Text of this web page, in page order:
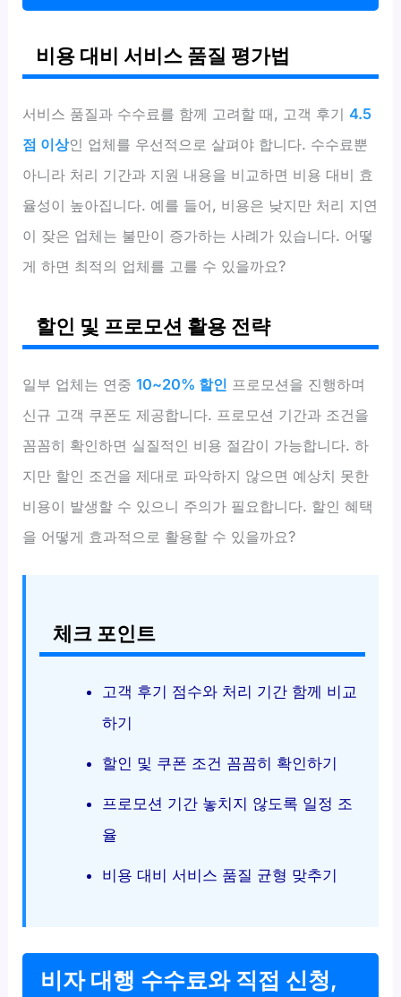
비용 대비 서비스 품질 평가법
서비스 품질과 수수료를 함께 고려할 때, 고객 후기4.5
점 이상인 업체를 우선적으로 살펴야 합니다. 수수료뿐
아니라 처리 기간과 지원 내용을 비교하면 비용 대비 효
율성이 높아집니다. 예를 들어, 비용은 낮지만 처리 지연
이 잦은 업체는 불만이 증가하는 사례가 있습니다. 어떻
게 하면 최적의 업체를 고를 수 있을까요?
할인 및 프로모션 활용 전략
일부 업체는 연중10~20% 할인 프로모션을 진행하며
신규 고객 쿠폰도 제공합니다. 프로모션 기간과 조건을
꼼꼼히 확인하면 실질적인 비용 절감이 가능합니다. 하
지만 할인 조건을 제대로 파악하지 않으면 예상치 못한
비용이 발생할 수 있으니 주의가 필요합니다. 할인 혜택
을 어떻게 효과적으로 활용할 수 있을까요?
체크 포인트
고객 후기 점수와 처리 기간 함께 비교
하기
할인 및 쿠폰 조건 꼼꼼히 확인하기
프로모션 기간 놓치지 않도록 일정 조
율
비용 대비 서비스 품질 균형 맞추기
비자 대행 수수료와 직접 신청,